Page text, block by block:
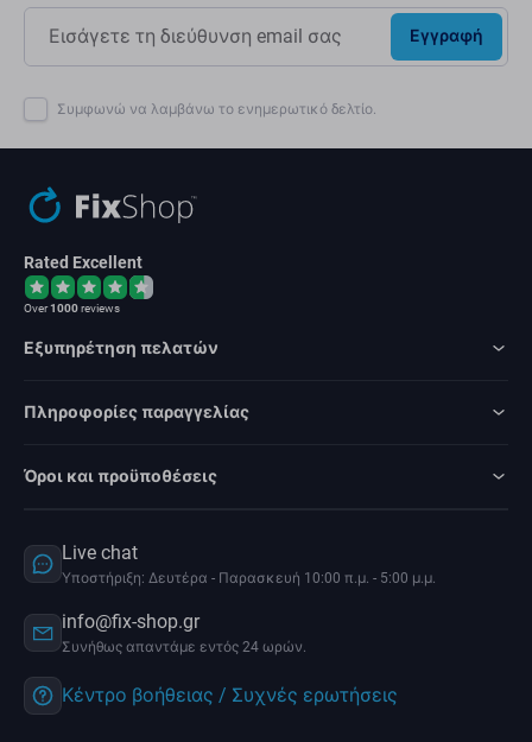
Εγγραφή
Συμφωνώ να λαμβάνω το ενημερωτικό δελτίο.
Rated Excellent
Over1000reviews
Εξυπηρέτηση πελατών
Πληροφορίες παραγγελίας
Όροι και προϋποθέσεις
Live chat
Υποστήριξη: Δευτέρα - Παρασκευή 10:00 π.μ. - 5:00 μ.μ.
info@fix-shop.gr
Συνήθως απαντάμε εντός 24 ωρών.
Κέντρο βοήθειας / Συχνές ερωτήσεις